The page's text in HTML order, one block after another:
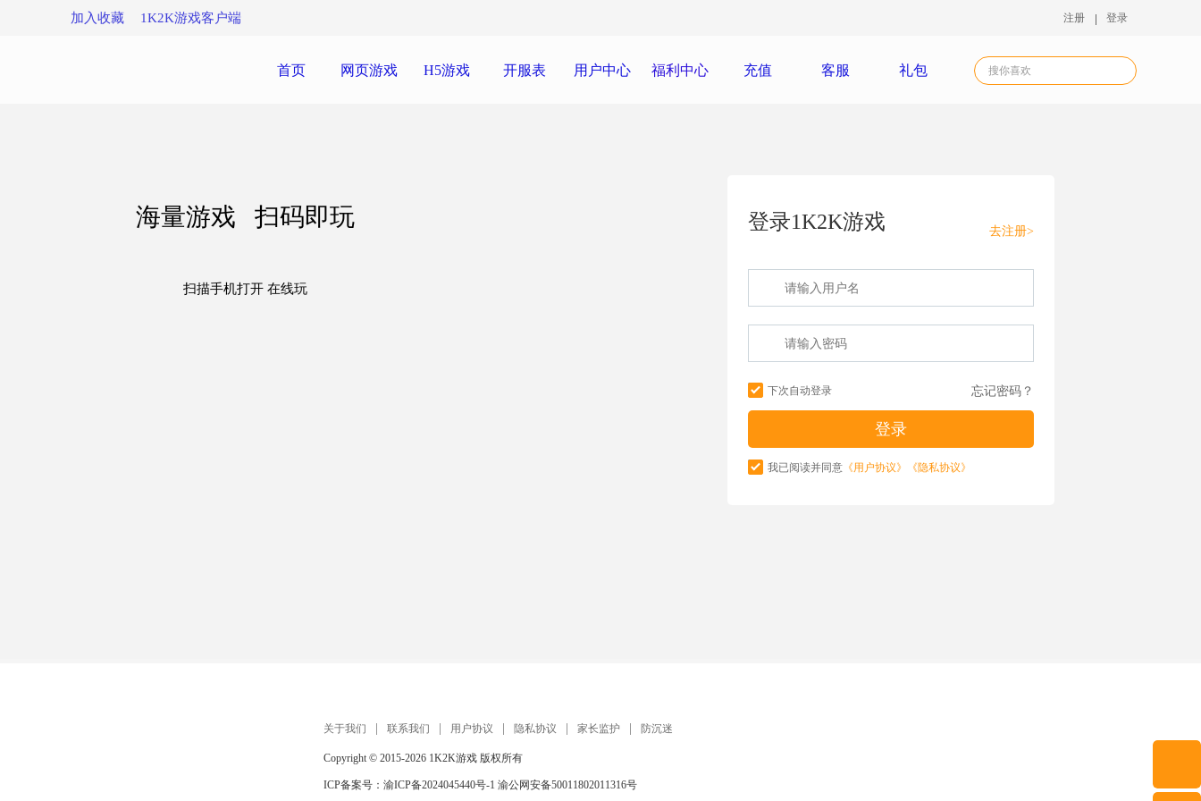
加入收藏 1K2K游戏客户端 注册 登录
首页 网页游戏 H5游戏 开服表 用户中心 福利中心 充值 客服 礼包
海量游戏 扫码即玩 登录1K2K游戏 去注册>
下次自动登录 忘记密码？
我已阅读并同意 《用户协议》 《隐私协议》
关于我们 联系我们 用户协议 隐私协议 家长监护 防沉迷
Copyright © 2015-2026 1K2K游戏 版权所有
ICP备案号： 渝ICP备2024045440号-1 渝公网安备50011802011316号